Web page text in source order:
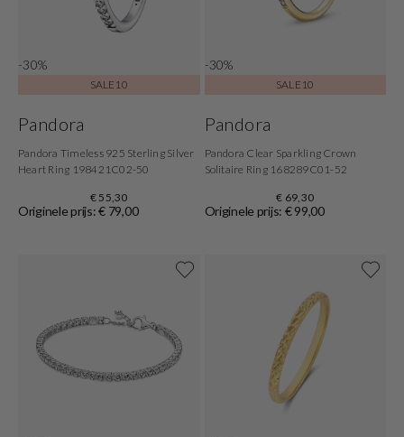
-30%
SALE10
Pandora
Pandora Timeless 925 Sterling Silver
Heart Ring 198421C02-50
€ 55,30
Originele prijs: € 79,00
-30%
SALE10
Pandora
Pandora Clear Sparkling Crown
Solitaire Ring 168289C01-52
€ 69,30
Originele prijs: € 99,00